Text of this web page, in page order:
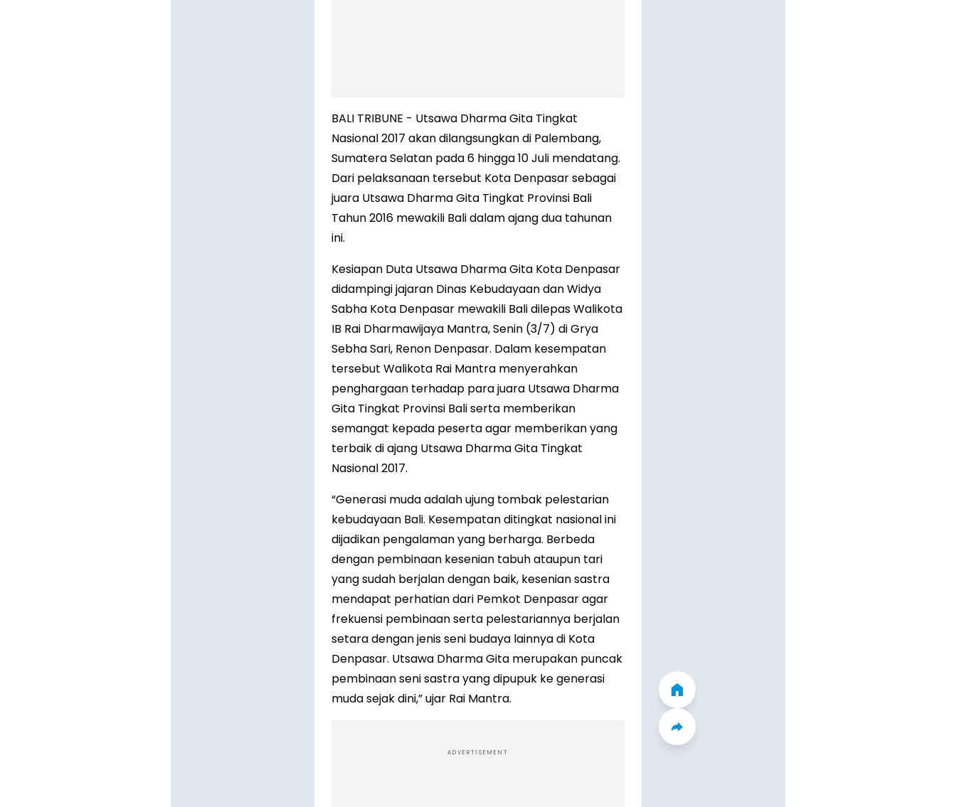
BALI TRIBUNE - Utsawa Dharma Gita Tingkat
Nasional 2017 akan dilangsungkan di Palembang,
Sumatera Selatan pada 6 hingga 10 Juli mendatang.
Dari pelaksanaan tersebut Kota Denpasar sebagai
juara Utsawa Dharma Gita Tingkat Provinsi Bali
Tahun 2016 mewakili Bali dalam ajang dua tahunan
ini.
Kesiapan Duta Utsawa Dharma Gita Kota Denpasar
didampingi jajaran Dinas Kebudayaan dan Widya
Sabha Kota Denpasar mewakili Bali dilepas Walikota
IB Rai Dharmawijaya Mantra, Senin (3/7) di Grya
Sebha Sari, Renon Denpasar. Dalam kesempatan
tersebut Walikota Rai Mantra menyerahkan
penghargaan terhadap para juara Utsawa Dharma
Gita Tingkat Provinsi Bali serta memberikan
semangat kepada peserta agar memberikan yang
terbaik di ajang Utsawa Dharma Gita Tingkat
Nasional 2017.
“Generasi muda adalah ujung tombak pelestarian
kebudayaan Bali. Kesempatan ditingkat nasional ini
dijadikan pengalaman yang berharga. Berbeda
dengan pembinaan kesenian tabuh ataupun tari
yang sudah berjalan dengan baik, kesenian sastra
mendapat perhatian dari Pemkot Denpasar agar
frekuensi pembinaan serta pelestariannya berjalan
setara dengan jenis seni budaya lainnya di Kota
Denpasar. Utsawa Dharma Gita merupakan puncak
pembinaan seni sastra yang dipupuk ke generasi
muda sejak dini,” ujar Rai Mantra.
ADVERTISEMENT